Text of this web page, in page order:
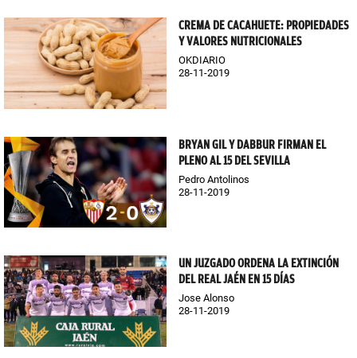
CREMA DE CACAHUETE: PROPIEDADES
Y VALORES NUTRICIONALES
OKDIARIO
28-11-2019
BRYAN GIL Y DABBUR FIRMAN EL
PLENO AL 15 DEL SEVILLA
Pedro Antolinos
28-11-2019
UN JUZGADO ORDENA LA EXTINCIÓN
DEL REAL JAÉN EN 15 DÍAS
Jose Alonso
28-11-2019